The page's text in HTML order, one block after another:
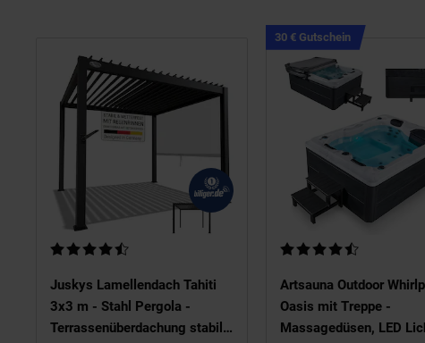
Juskys Lamellendach Tahiti
3x3 m - Stahl Pergola -
Terrassenüberdachung stabil -
Kundenbewertung: 4,48 von 5 Sternen
Artsauna Outdoor
Oasis mit Treppe -
Massagedüsen, LED
Kundenbewertung: 4,53
30 € GutscheinKampagnen
Artikel30
€
Gutschein